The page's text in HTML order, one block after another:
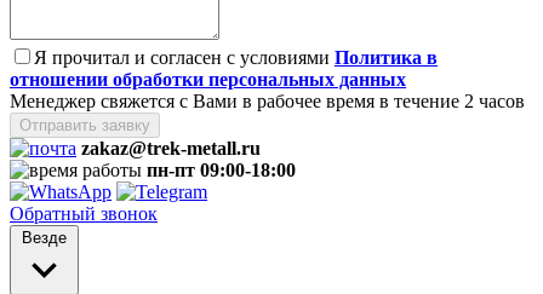
Я прочитал и согласен с условиями Политика в
отношении обработки персональных данных
Менеджер свяжется с Вами в рабочее время в течение 2 часов
Отправить заявку
zakaz@trek-metall.ru
пн-пт 09:00-18:00
Обратный звонок
Везде